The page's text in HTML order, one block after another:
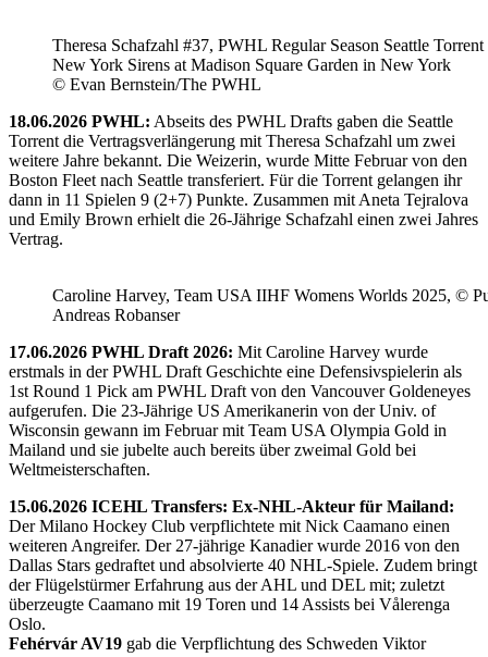
Theresa Schafzahl #37, PWHL Regular Season Seattle Torrent
New York Sirens at Madison Square Garden in New York
© Evan Bernstein/The PWHL
18.06.2026 PWHL: Abseits des PWHL Drafts gaben die Seattle
Torrent die Vertragsverlängerung mit Theresa Schafzahl um zwei
weitere Jahre bekannt. Die Weizerin, wurde Mitte Februar von den
Boston Fleet nach Seattle transferiert. Für die Torrent gelangen ihr
dann in 11 Spielen 9 (2+7) Punkte. Zusammen mit Aneta Tejralova
und Emily Brown erhielt die 26-Jährige Schafzahl einen zwei Jahres
Vertrag.
Caroline Harvey, Team USA IIHF Womens Worlds 2025, ©
Andreas Robanser
17.06.2026 PWHL Draft 2026: Mit Caroline Harvey wurde
erstmals in der PWHL Draft Geschichte eine Defensivspielerin als
1st Round 1 Pick am PWHL Draft von den Vancouver Goldeneyes
aufgerufen. Die 23-Jährige US Amerikanerin von der Univ. of
Wisconsin gewann im Februar mit Team USA Olympia Gold in
Mailand und sie jubelte auch bereits über zweimal Gold bei
Weltmeisterschaften.
15.06.2026 ICEHL Transfers: Ex-NHL-Akteur für Mailand:
Der Milano Hockey Club verpflichtete mit Nick Caamano einen
weiteren Angreifer. Der 27-jährige Kanadier wurde 2016 von den
Dallas Stars gedraftet und absolvierte 40 NHL-Spiele. Zudem bringt
der Flügelstürmer Erfahrung aus der AHL und DEL mit; zuletzt
überzeugte Caamano mit 19 Toren und 14 Assists bei Vålerenga
Oslo.
Fehérvár AV19 gab die Verpflichtung des Schweden Viktor